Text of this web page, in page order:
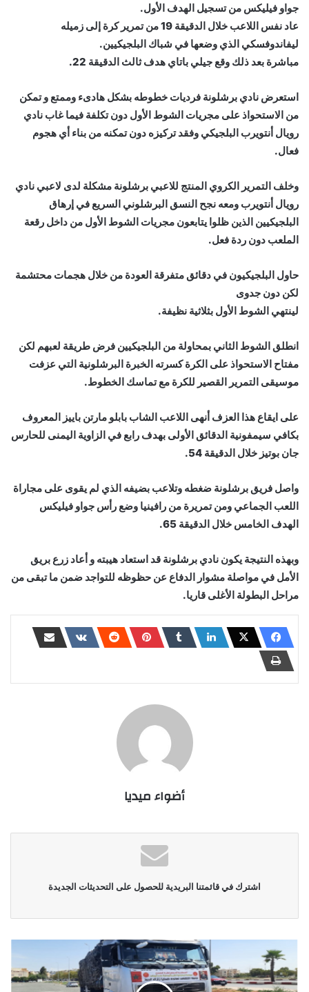
جواو فيليكس من تسجيل الهدف الأول.
عاد نفس اللاعب خلال الدقيقة 19 من تمرير كرة إلى زميله
ليفاندوفسكي الذي وضعها في شباك البلجيكيين.
مباشرة بعد ذلك وقع جيلي باتاي هدف ثالث الدقيقة 22.
استعرض نادي برشلونة فرديات خطوطه بشكل هادىء وممتع و تمكن
من الاستحواذ على مجريات الشوط الأول دون تكلفة فيما غاب نادي
رويال أنتويرب البلجيكي وفقد تركيزه دون تمكنه من بناء أي هجوم
فعال.
وخلف التمرير الكروي المنتج للاعبي برشلونة مشكلة لدى لاعبي نادي
رويال أنتويرب ومعه نجح النسق البرشلوني السريع في إرهاق
البلجيكيين الذين ظلوا يتابعون مجريات الشوط الأول من داخل رقعة
الملعب دون ردة فعل.
حاول البلجيكيون في دقائق متفرقة العودة من خلال هجمات محتشمة
لكن دون جدوى
لينتهي الشوط الأول بثلاثية نظيفة.
انطلق الشوط الثاني بمحاولة من البلجيكيين فرض طريقة لعبهم لكن
مفتاح الاستحواذ على الكرة كسرته الخبرة البرشلونية التي عزفت
موسيقى التمرير القصير للكرة مع تماسك الخطوط.
على ايقاع هذا العزف أنهى اللاعب الشاب بابلو مارتن باييز المعروف
بكافي سيمفونية الدقائق الأولى بهدف رابع في الزاوية اليمنى للحارس
جان بوتيز خلال الدقيقة 54.
واصل فريق برشلونة ضغطه وتلاعب بضيفه الذي لم يقوى على مجاراة
اللعب الجماعي ومن تمريرة من رافينيا وضع رأس جواو فيليكس
الهدف الخامس خلال الدقيقة 65.
وبهذه النتيجة يكون نادي برشلونة قد استعاد هيبته و أعاد زرع بريق
الأمل في مواصلة مشوار الدفاع عن حظوظه للتواجد ضمن ما تبقى من
مراحل البطولة الأغلى قاريا.
أضواء ميديا
اشترك في قائمتنا البريدية للحصول على التحديثات الجديدة